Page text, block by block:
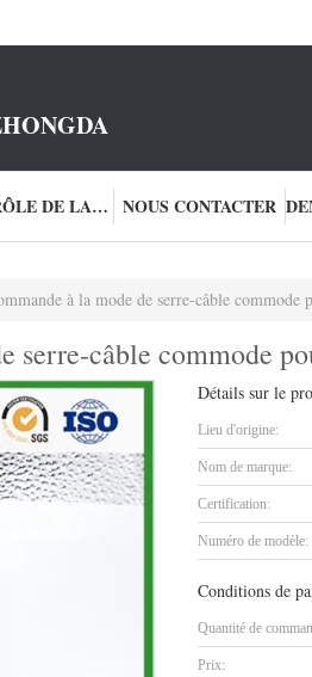
CONTRÔLE DE LA QUALITÉ NOUS CONTACTER
à la mode de serre-câble commode
serre-câble commode
Détails sur le
Lieu d'origine:
Nom de marque:
Certification:
Numéro de modèle:
Conditions de
Quantité de
Prix: